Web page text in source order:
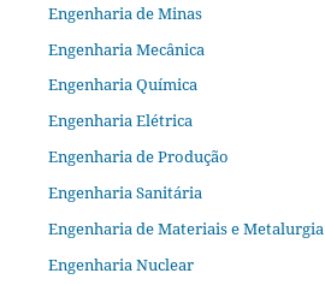
Engenharia de Minas
Engenharia Mecânica
Engenharia Química
Engenharia Elétrica
Engenharia de Produção
Engenharia Sanitária
Engenharia de Materiais e Metalurgia
Engenharia Nuclear